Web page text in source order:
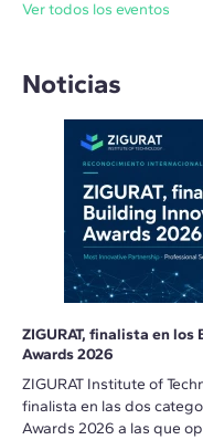
Ver todos los eventos
Noticias
ZIGURAT, finalista en
Awards 2026
ZIGURAT Institute of
finalista en las dos
Awards 2026 a las que